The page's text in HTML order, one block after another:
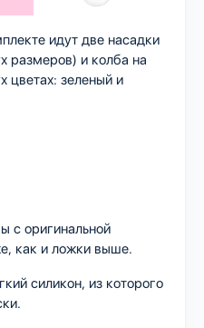
идут две насадки
размеров) и колба на
цветах: зеленый и
с оригинальной
как и ложки выше.
силикон, из которого